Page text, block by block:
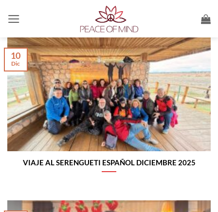
VIAJE AL SERENGUETI ESPAÑOL DICIEMBRE 2025
10
Dic